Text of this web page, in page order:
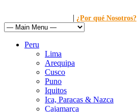
| ¿Por qué Nosotros?
Peru
Lima
Arequipa
Cusco
Puno
Iquitos
Ica, Paracas & Nazca
Cajamarca